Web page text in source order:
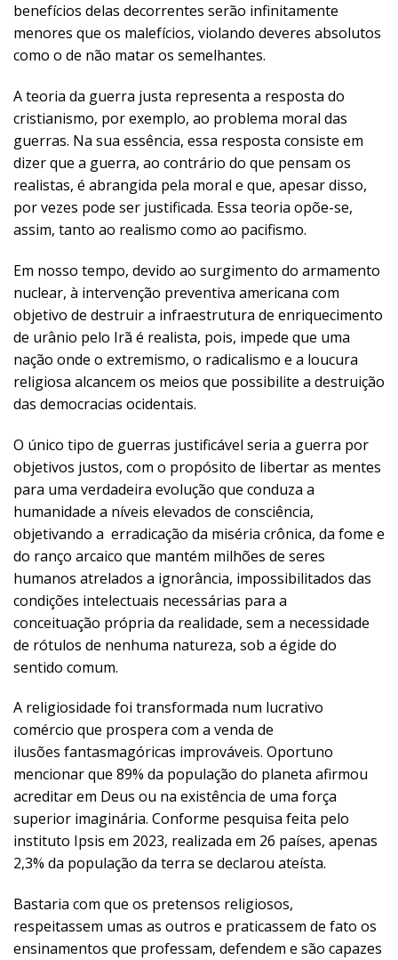
benefícios delas decorrentes serão infinitamente
menores que os malefícios, violando deveres absolutos
como o de não matar os semelhantes.
A teoria da guerra justa representa a resposta do
cristianismo, por exemplo, ao problema moral das
guerras. Na sua essência, essa resposta consiste em
dizer que a guerra, ao contrário do que pensam os
realistas, é abrangida pela moral e que, apesar disso,
por vezes pode ser justificada. Essa teoria opõe-se,
assim, tanto ao realismo como ao pacifismo.
Em nosso tempo, devido ao surgimento do armamento
nuclear, à intervenção preventiva americana com
objetivo de destruir a infraestrutura de enriquecimento
de urânio pelo Irã é realista, pois, impede que uma
nação onde o extremismo, o radicalismo e a loucura
religiosa alcancem os meios que possibilite a destruição
das democracias ocidentais.
O único tipo de guerras justificável seria a guerra por
objetivos justos, com o propósito de libertar as mentes
para uma verdadeira evolução que conduza a
humanidade a níveis elevados de consciência,
objetivando a erradicação da miséria crônica, da fome e
do ranço arcaico que mantém milhões de seres
humanos atrelados a ignorância, impossibilitados das
condições intelectuais necessárias para a
conceituação própria da realidade, sem a necessidade
de rótulos de nenhuma natureza, sob a égide do
sentido comum.
A religiosidade foi transformada num lucrativo
comércio que prospera com a venda de
ilusões fantasmagóricas improváveis. Oportuno
mencionar que 89% da população do planeta afirmou
acreditar em Deus ou na existência de uma força
superior imaginária. Conforme pesquisa feita pelo
instituto Ipsis em 2023, realizada em 26 países, apenas
2,3% da população da terra se declarou ateísta.
Bastaria com que os pretensos religiosos,
respeitassem umas as outros e praticassem de fato os
ensinamentos que professam, defendem e são capazes